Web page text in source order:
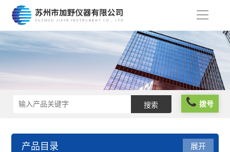
导
拨号
产品目录 展开